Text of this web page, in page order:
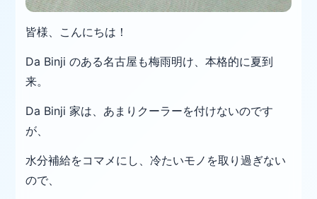
皆様、こんにちは！
Da Binji のある名古屋も梅雨明け、本格的に夏到
来。
Da Binji 家は、あまりクーラーを付けないのです
が、
水分補給をコマメにし、冷たいモノを取り過ぎない
ので、